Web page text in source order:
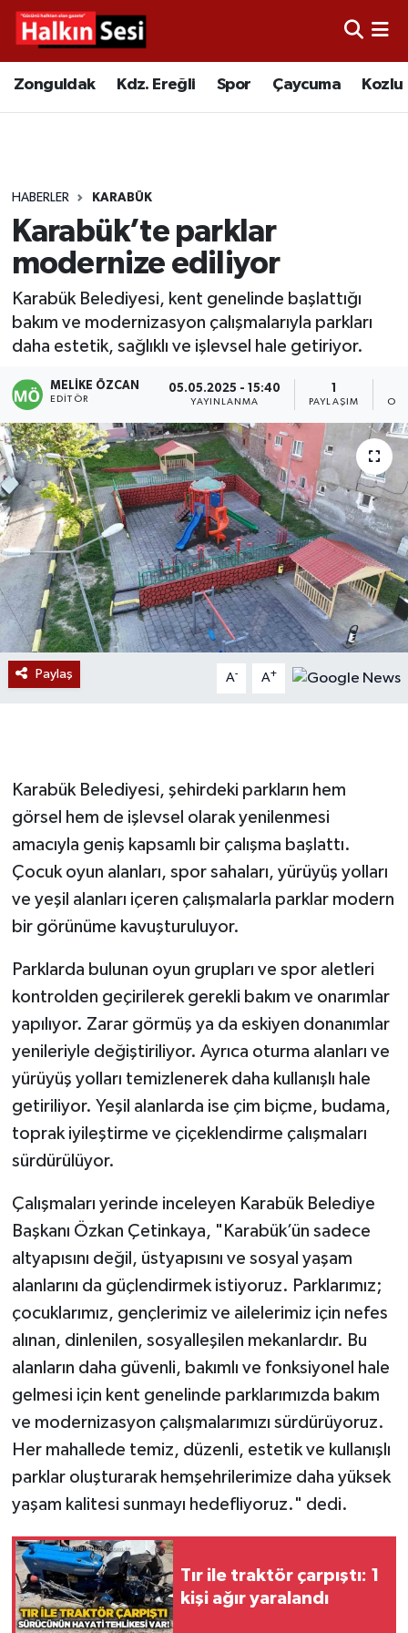
Zonguldak Kdz. Ereğli Spor Çaycuma Kozlu
HABERLER KARABÜK
Karabük’te parklar
modernize ediliyor
Karabük Belediyesi, kent genelinde başlattığı
bakım ve modernizasyon çalışmalarıyla parkları
daha estetik, sağlıklı ve işlevsel hale getiriyor.
MELIKE ÖZCAN
EDITÖR
05.05.2025 - 15:40
YAYINLANMA
1
PAYLAŞIM
Paylaş A- A+
Karabük Belediyesi, şehirdeki parkların hem
görsel hem de işlevsel olarak yenilenmesi
amacıyla geniş kapsamlı bir çalışma başlattı.
Çocuk oyun alanları, spor sahaları, yürüyüş yolları
ve yeşil alanları içeren çalışmalarla parklar modern
bir görünüme kavuşturuluyor.
Parklarda bulunan oyun grupları ve spor aletleri
kontrolden geçirilerek gerekli bakım ve onarımlar
yapılıyor. Zarar görmüş ya da eskiyen donanımlar
yenileriyle değiştiriliyor. Ayrıca oturma alanları ve
yürüyüş yolları temizlenerek daha kullanışlı hale
getiriliyor. Yeşil alanlarda ise çim biçme, budama,
toprak iyileştirme ve çiçeklendirme çalışmaları
sürdürülüyor.
Çalışmaları yerinde inceleyen Karabük Belediye
Başkanı Özkan Çetinkaya, "Karabük’ün sadece
altyapısını değil, üstyapısını ve sosyal yaşam
alanlarını da güçlendirmek istiyoruz. Parklarımız;
çocuklarımız, gençlerimiz ve ailelerimiz için nefes
alınan, dinlenilen, sosyalleşilen mekanlardır. Bu
alanların daha güvenli, bakımlı ve fonksiyonel hale
gelmesi için kent genelinde parklarımızda bakım
ve modernizasyon çalışmalarımızı sürdürüyoruz.
Her mahallede temiz, düzenli, estetik ve kullanışlı
parklar oluşturarak hemşehrilerimize daha yüksek
yaşam kalitesi sunmayı hedefliyoruz." dedi.
Tır ile traktör çarpıştı: 1
kişi ağır yaralandı
Video
Çaycuma
Alaplı
Asayiş
Bartın
Karabük
Devrek
Bolu
ÇEVRE
BİLİM VE TEKNOLOJİ
DUNYA
Düzce
Genel
Gökçebey
GÜNDEM
Kilimli
Kültür - Sanat
MAGAZİN
Politika
Röportaj
Sağlık
SİYASET
Spor
Ulusal
Merkez Hava Durumu
Tüm Manşetler
Son Dakika Haberleri
Haber Arşivi